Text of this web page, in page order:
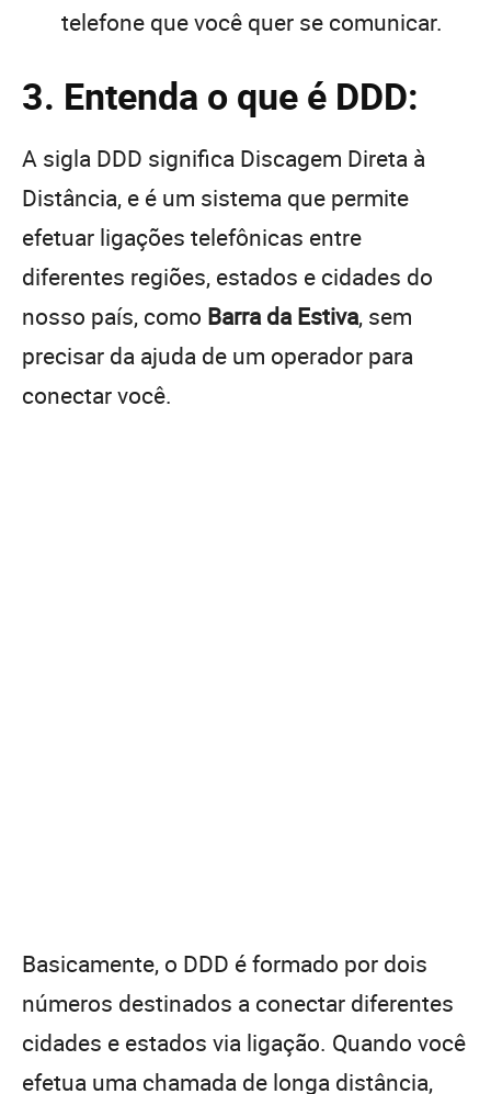
telefone que você quer se comunicar.
3. Entenda o que é DDD:
A sigla DDD significa Discagem Direta à
Distância, e é um sistema que permite
efetuar ligações telefônicas entre
diferentes regiões, estados e cidades do
nosso país, como Barra da Estiva, sem
precisar da ajuda de um operador para
conectar você.
Basicamente, o DDD é formado por dois
números destinados a conectar diferentes
cidades e estados via ligação. Quando você
efetua uma chamada de longa distância,